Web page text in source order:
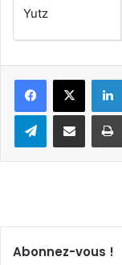
Yutz
TelegramPartager par e-mail
Abonnez-vous !